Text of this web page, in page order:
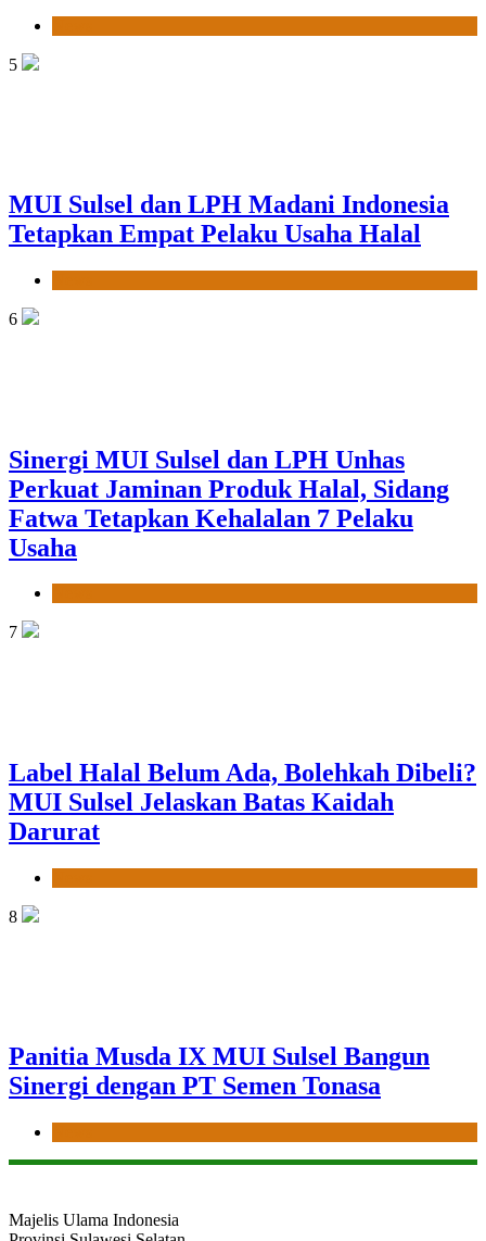
5
MUI Sulsel dan LPH Madani Indonesia
Tetapkan Empat Pelaku Usaha Halal
6
Sinergi MUI Sulsel dan LPH Unhas
Perkuat Jaminan Produk Halal, Sidang
Fatwa Tetapkan Kehalalan 7 Pelaku
Usaha
7
Label Halal Belum Ada, Bolehkah Dibeli?
MUI Sulsel Jelaskan Batas Kaidah
Darurat
8
Panitia Musda IX MUI Sulsel Bangun
Sinergi dengan PT Semen Tonasa
Majelis Ulama Indonesia